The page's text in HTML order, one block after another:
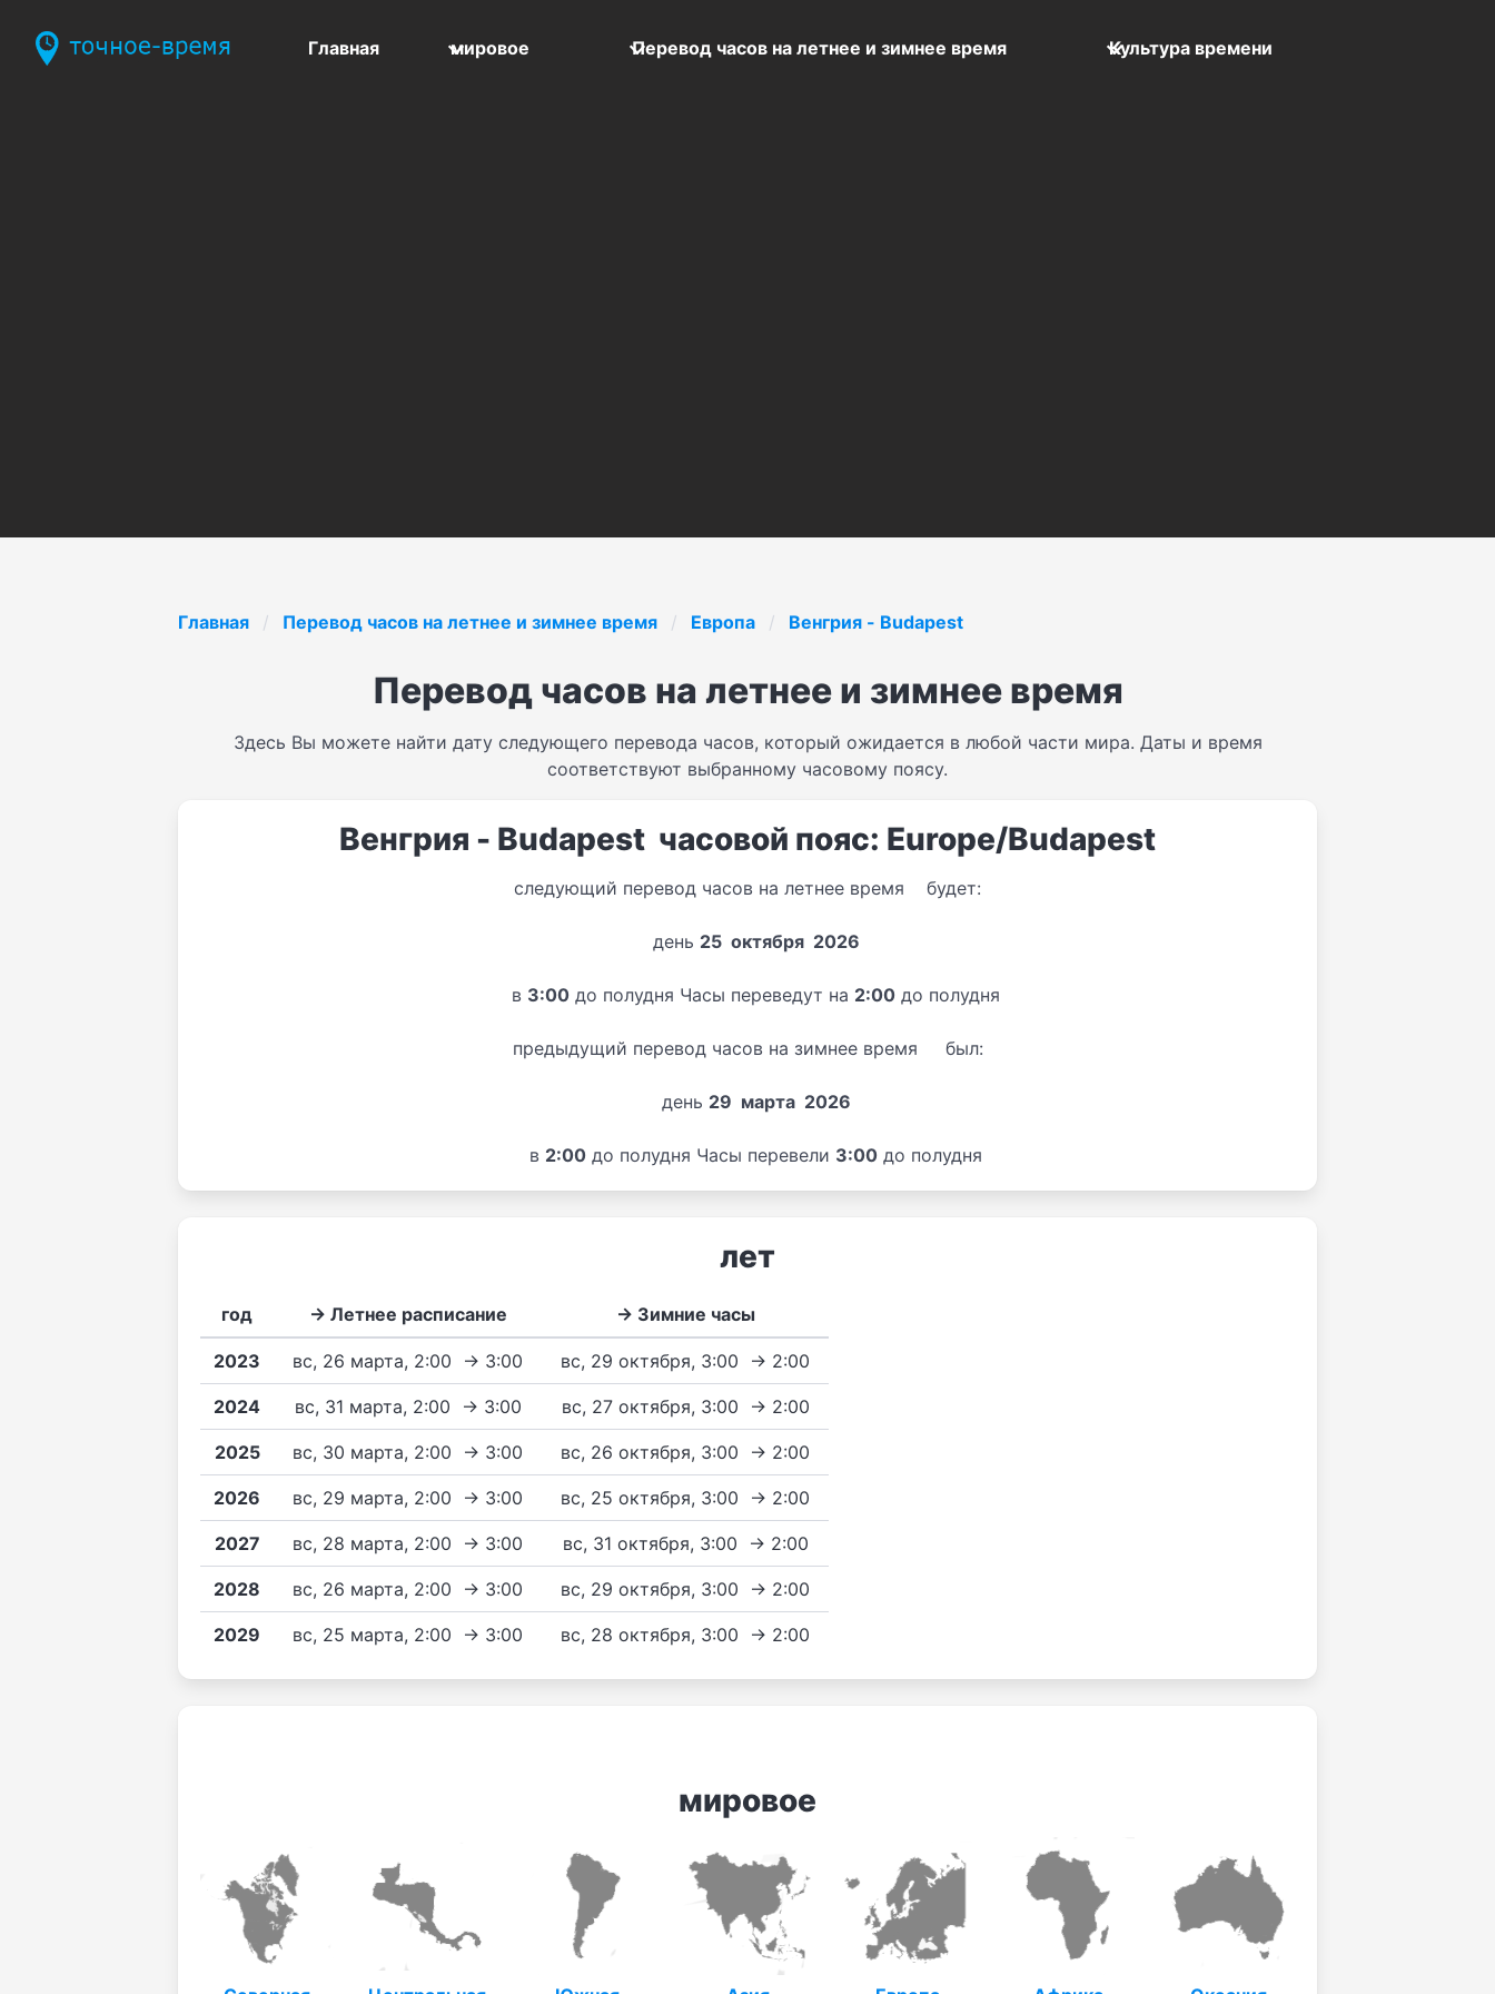
Главная мировое Перевод часов на летнее и зимнее время Культура времени
Главная Перевод часов на летнее и зимнее время Европа Венгрия - Budapest
Перевод часов на летнее и зимнее время
Здесь Вы можете найти дату следующего перевода часов, который ожидается в любой части мира. Даты и время
соответствуют выбранному часовому поясу.
Венгрия - Budapest часовой пояс: Europe/Budapest
следующий перевод часов на летнее время будет:
день 25 октября 2026
в 3:00 до полудня Часы переведут на 2:00 до полудня
предыдущий перевод часов на зимнее время был:
день 29 марта 2026
в 2:00 до полудня Часы перевели 3:00 до полудня
лет
год → Летнее расписание → Зимние часы
2023 вс, 26 марта, 2:00 → 3:00 вс, 29 октября, 3:00 → 2:00
2024 вс, 31 марта, 2:00 → 3:00 вс, 27 октября, 3:00 → 2:00
2025 вс, 30 марта, 2:00 → 3:00 вс, 26 октября, 3:00 → 2:00
2026 вс, 29 марта, 2:00 → 3:00 вс, 25 октября, 3:00 → 2:00
2027 вс, 28 марта, 2:00 → 3:00 вс, 31 октября, 3:00 → 2:00
2028 вс, 26 марта, 2:00 → 3:00 вс, 29 октября, 3:00 → 2:00
2029 вс, 25 марта, 2:00 → 3:00 вс, 28 октября, 3:00 → 2:00
мировое